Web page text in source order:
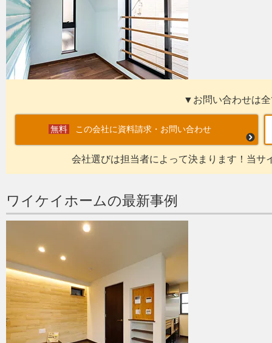
▼お問い合わせは
この会社に資料請求・お問い合わせ
会社選びは担当者によって決まります！当サ
ワイケイホームの最新事例